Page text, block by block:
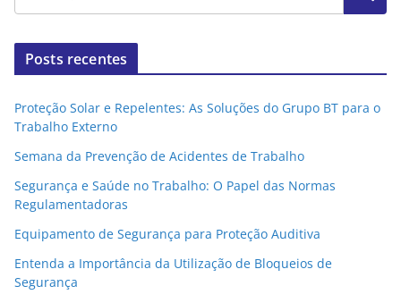
Posts recentes
Proteção Solar e Repelentes: As Soluções do Grupo BT para o
Trabalho Externo
Semana da Prevenção de Acidentes de Trabalho
Segurança e Saúde no Trabalho: O Papel das Normas
Regulamentadoras
Equipamento de Segurança para Proteção Auditiva
Entenda a Importância da Utilização de Bloqueios de
Segurança